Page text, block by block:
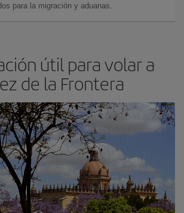
para la migración y aduanas.
útil para volar a
de la Frontera